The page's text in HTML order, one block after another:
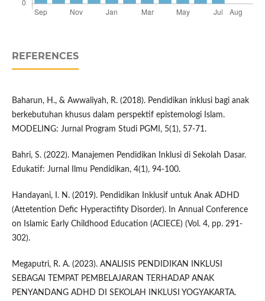
REFERENCES
Baharun, H., & Awwaliyah, R. (2018). Pendidikan inklusi bagi anak
berkebutuhan khusus dalam perspektif epistemologi Islam.
MODELING: Jurnal Program Studi PGMI, 5(1), 57-71.
Bahri, S. (2022). Manajemen Pendidikan Inklusi di Sekolah Dasar.
Edukatif: Jurnal Ilmu Pendidikan, 4(1), 94-100.
Handayani, I. N. (2019). Pendidikan Inklusif untuk Anak ADHD
(Attetention Defic Hyperactifity Disorder). In Annual Conference
on Islamic Early Childhood Education (ACIECE) (Vol. 4, pp. 291-
302).
Megaputri, R. A. (2023). ANALISIS PENDIDIKAN INKLUSI
SEBAGAI TEMPAT PEMBELAJARAN TERHADAP ANAK
PENYANDANG ADHD DI SEKOLAH INKLUSI YOGYAKARTA.